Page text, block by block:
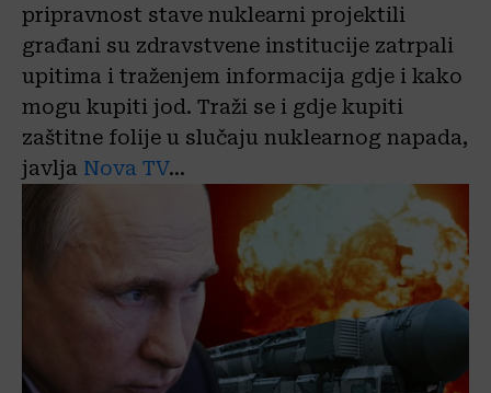
pripravnost stave nuklearni projektili
građani su zdravstvene institucije zatrpali
upitima i traženjem informacija gdje i kako
mogu kupiti jod. Traži se i gdje kupiti
zaštitne folije u slučaju nuklearnog napada,
javlja Nova TV…